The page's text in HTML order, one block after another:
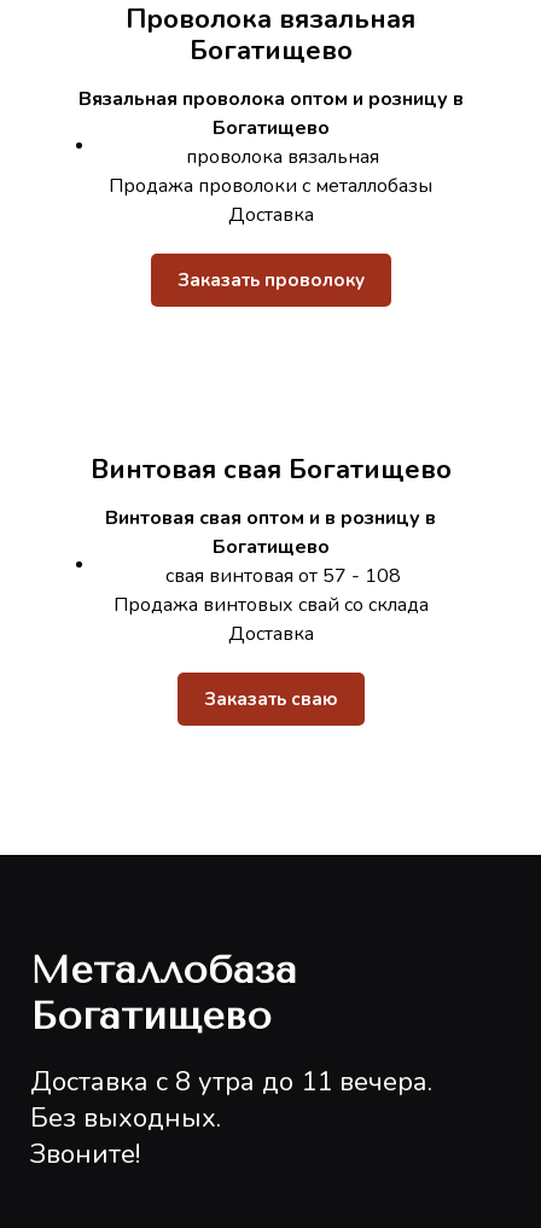
Проволока вязальная
Богатищево
Вязальная проволока оптом и розницу в
Богатищево
проволока вязальная
Продажа проволоки с металлобазы
Доставка
Заказать проволоку
Винтовая свая Богатищево
Винтовая свая оптом и в розницу в
Богатищево
свая винтовая от 57 - 108
Продажа винтовых свай со склада
Доставка
Заказать сваю
Металлобаза
Богатищево
Доставка с 8 утра до 11 вечера.
Без выходных.
Звоните!